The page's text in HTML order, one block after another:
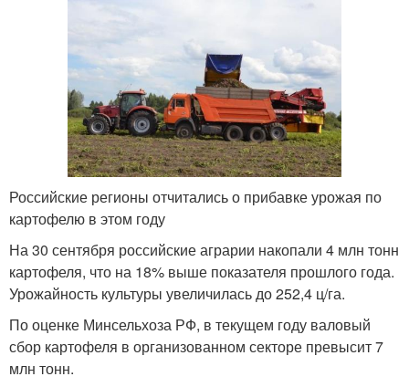
Российские регионы отчитались о прибавке урожая по
картофелю в этом году
На 30 сентября российские аграрии накопали 4 млн тонн
картофеля, что на 18% выше показателя прошлого года.
Урожайность культуры увеличилась до 252,4 ц/га.
По оценке Минсельхоза РФ, в текущем году валовый
сбор картофеля в организованном секторе превысит 7
млн тонн.